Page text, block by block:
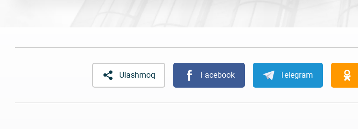
Ulashmoq Facebook Telegram